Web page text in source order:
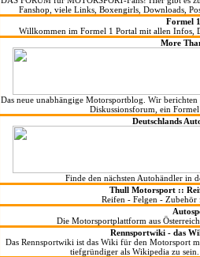
Fanshop, viele Links, Boxengirls, Downloads,
Formel
Willkommen im Formel 1 Portal mit allen Infos,
More
Das neue unabhängige Motorsportblog. Wir
Diskussionsforum, ein
Deutschlands
Finde den nächsten Autohändler in
Thull Motorsport ::
Reifen - Felgen - Zubehör
Die Motorsportplattform aus
Rennsportwiki - das
Das Rennsportwiki ist das Wiki für den Motorsport
tiefgründiger als Wikipedia zu